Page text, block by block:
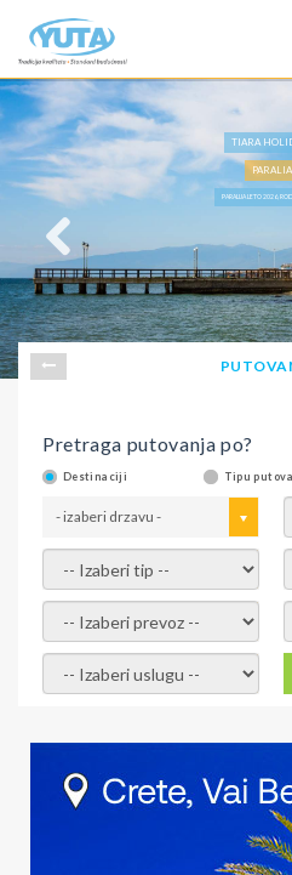
TIARA
PARALIA
PARALIJA LETO 2026,
Pretraga putovanja po?
Destinaciji Tipu
- izaberi drzavu -
- izaberi tip -
- izaberi prevoz -
- Izaberite uslugu -